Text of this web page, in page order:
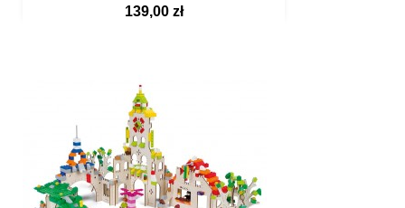
Szybki podgląd139,00 zł